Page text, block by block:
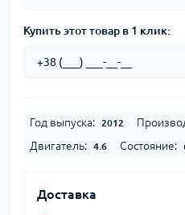
Купить этот товар в 1 клик:
Год выпуска: 2012
Двигатель: 4.6 Состояние:
Доставка